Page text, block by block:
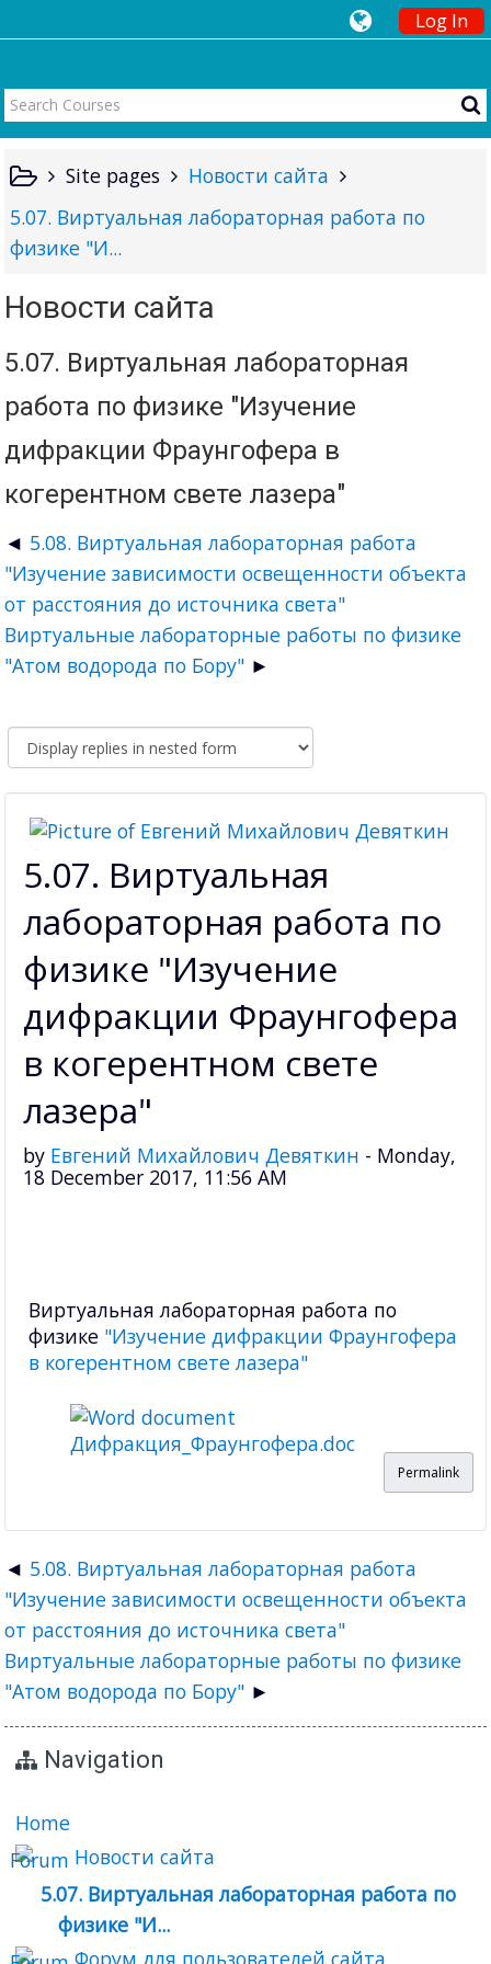
Log In
Site pages
Новости сайта
5.07. Виртуальная лабораторная работа по
физике "И...
Новости сайта
5.07. Виртуальная лабораторная
работа по физике "Изучение
дифракции Фраунгофера в
когерентном свете лазера"
5.08. Виртуальная лабораторная работа
"Изучение зависимости освещенности объекта
от расстояния до источника света"
Виртуальные лабораторные работы по физике
"Атом водорода по Бору"
5.07. Виртуальная
лабораторная работа по
физике "Изучение
дифракции Фраунгофера
в когерентном свете
лазера"
by Евгений Михайлович Девяткин - Monday,
18 December 2017, 11:56 AM
Виртуальная лабораторная работа по
физике "Изучение дифракции Фраунгофера
в когерентном свете лазера"
Дифракция_Фраунгофера.doc
Permalink
5.08. Виртуальная лабораторная работа
"Изучение зависимости освещенности объекта
от расстояния до источника света"
Виртуальные лабораторные работы по физике
"Атом водорода по Бору"
Navigation
Home
Новости сайта
5.07. Виртуальная лабораторная работа по
физике "И...
Форум для пользователей сайта